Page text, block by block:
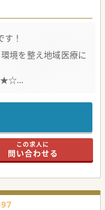
！
境を整え地域医療に
★☆
の少ない外科治療を
ていますが、今後更
ます。
のドクター、どちら
ご検討ください！
この求人に
問い合わせる